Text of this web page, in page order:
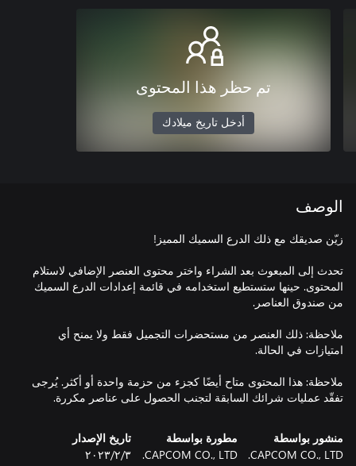
تم حظر هذا المحتوى
أدخل تاريخ ميلادك
الوصف
تحدث إلى المبعوث بعد الشراء واختر محتوى العنصر الإضافي لاستلام
المحتوى. حينها ستستطيع استخدامه في قائمة إعدادات الدرع السميك
ملاحظة: ذلك العنصر من مستحضرات التجميل فقط ولا يمنح أي
ملاحظة: هذا المحتوى متاح أيضًا كجزء من حزمة واحدة أو أكثر. يُرجى
تفقّد عمليات شرائك السابقة لتجنب الحصول على عناصر مكررة.
منشور بواسطة
CAPCOM CO., LTD.
مطورة بواسطة
CAPCOM CO., LTD.
تاريخ الإصدار
٣‏/٢‏/٢٠٢٣